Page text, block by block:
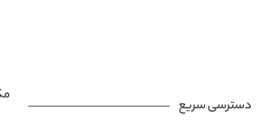
دسترسی سریع